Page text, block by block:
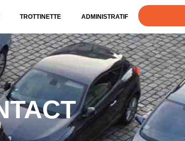
TROTTINETTE ADMINISTRATIF